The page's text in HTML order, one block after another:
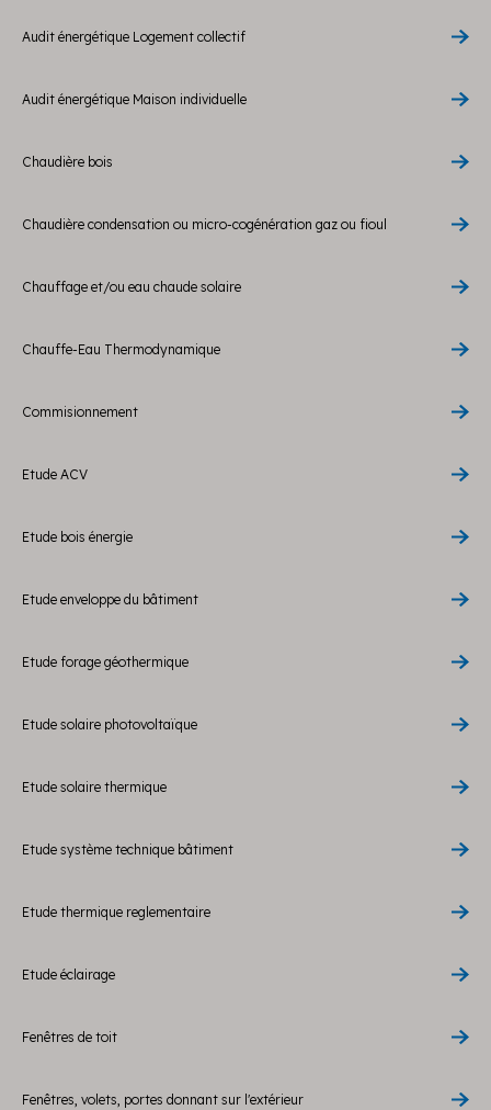
Audit énergétique Logement collectif
Audit énergétique Maison individuelle
Chaudière bois
Chaudière condensation ou micro-cogénération gaz ou fioul
Chauffage et/ou eau chaude solaire
Chauffe-Eau Thermodynamique
Commisionnement
Etude ACV
Etude bois énergie
Etude enveloppe du bâtiment
Etude forage géothermique
Etude solaire photovoltaïque
Etude solaire thermique
Etude système technique bâtiment
Etude thermique reglementaire
Etude éclairage
Fenêtres de toit
Fenêtres, volets, portes donnant sur l'extérieur